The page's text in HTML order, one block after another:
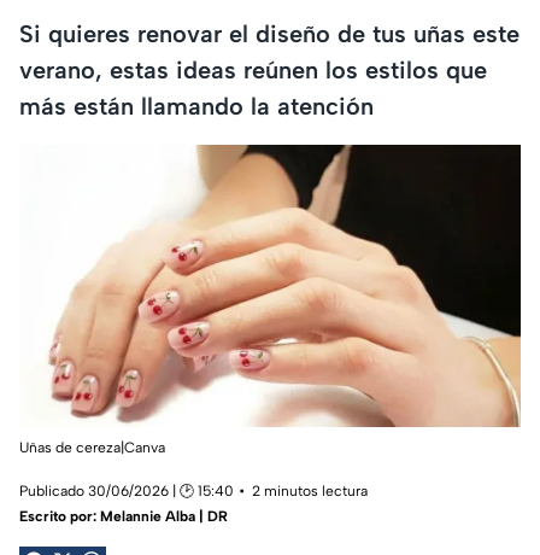
Si quieres renovar el diseño de tus uñas este
verano, estas ideas reúnen los estilos que
más están llamando la atención
Uñas de cereza|Canva
Publicado 30/06/2026 | 🕑 15:40
2 minutos lectura
Escrito por: Melannie Alba | DR